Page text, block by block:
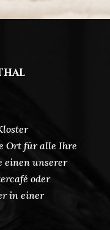
Ort für alle Ihre
einen unserer
oder
in einer